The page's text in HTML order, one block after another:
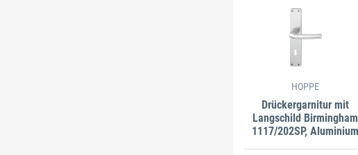
Schließen
HOPPE
Drückergarnitur mit
Langschild Birmingham
1117/202SP, Aluminium